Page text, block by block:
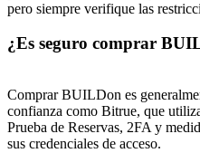
pero siempre verifique las
¿Es seguro comprar
Comprar BUILDon es
confianza como Bitrue, que
Prueba de Reservas, 2FA y
sus credenciales de acceso.